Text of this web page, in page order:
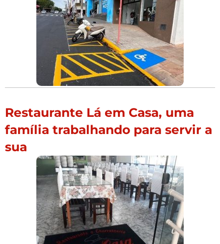
Restaurante Lá em Casa, uma
família trabalhando para servir a
sua